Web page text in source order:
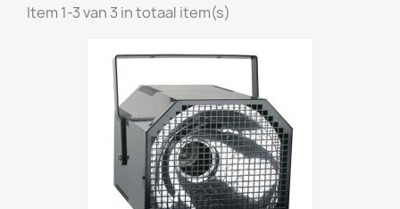
Item 1-3 van 3 in totaal item(s)